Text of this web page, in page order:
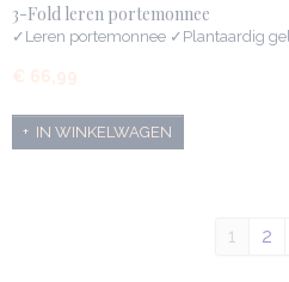
3-Fold leren portemonnee
✓Leren portemonnee ✓Plantaardig
€ 66,99
IN WINKELWAGEN
1 2